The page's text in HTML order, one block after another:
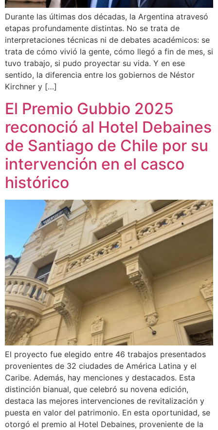
Durante las últimas dos décadas, la Argentina atravesó
etapas profundamente distintas. No se trata de
interpretaciones técnicas ni de debates académicos: se
trata de cómo vivió la gente, cómo llegó a fin de mes, si
tuvo trabajo, si pudo proyectar su vida. Y en ese
sentido, la diferencia entre los gobiernos de Néstor
Kirchner y […]
El Premio Gubbio 2025
reconoció al Hotel Debaines
de Santiago de Chile por su
intervención en el casco
histórico
El proyecto fue elegido entre 46 trabajos presentados
provenientes de 32 ciudades de América Latina y el
Caribe. Además, hay menciones y destacados. Esta
distinción bianual, que celebró su novena edición,
destaca las mejores intervenciones de revitalización y
puesta en valor del patrimonio. En esta oportunidad, se
otorgó el premio al Hotel Debaines, proveniente de la